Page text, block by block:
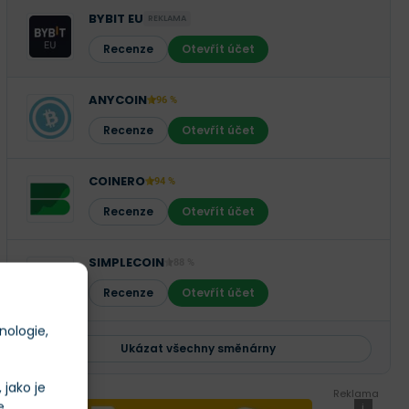
je
BYBIT EU REKLAMA
Recenze Otevřít účet
ANYCOIN 96 %
Recenze Otevřít účet
COINERO 94 %
Recenze Otevřít účet
SIMPLECOIN
Recenze Otevřít účet
Ukázat všechny směnárny
Reklama